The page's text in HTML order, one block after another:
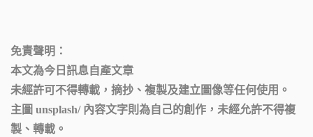
免責聲明：
本文為今日訊息自產文章
未經許可不得轉載，摘抄、複製及建立圖像等任何使用。
主圖 unsplash/ 內容文字則為自己的創作， 未經允許不得複
製、轉載。